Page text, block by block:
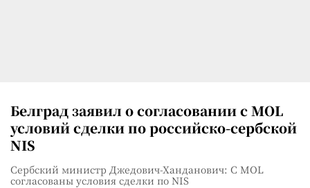
Белград заявил о согласовании с MOL
условий сделки по российско-сербской
NIS
Сербский министр Джедович-Ханданович: С MOL
согласованы условия сделки по NIS